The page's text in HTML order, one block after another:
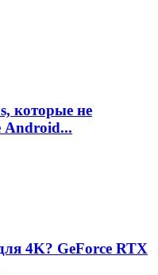
которые не
Android...
4K? GeForce RTX